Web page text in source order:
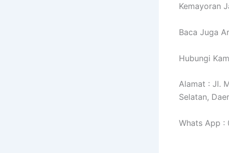
Kemayoran
Baca Juga
Hubungi
Alamat : Jl.
Selatan,
Whats App :